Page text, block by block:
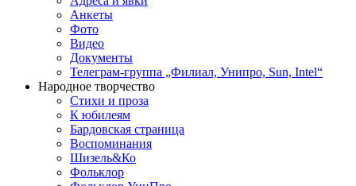
Анкеты
Фото
Видео
Документы
Телеграм-группа „Филиал, Унипро, Sun, Intel“
Народное творчество
Стихи и проза
К юбилеям
Бардовская страница
Воспоминания
Шизель&Ко
Фольклор